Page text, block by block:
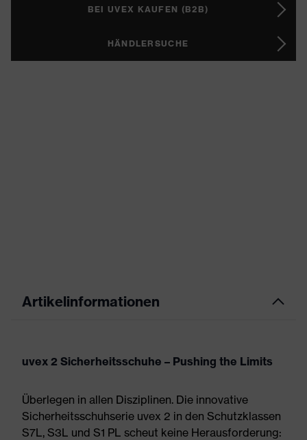
BEI UVEX KAUFEN (B2B)
HÄNDLERSUCHE
Artikelinformationen
uvex 2 Sicherheitsschuhe – Pushing the Limits
Überlegen in allen Disziplinen. Die innovative
Sicherheitsschuhserie uvex 2 in den Schutzklassen
S7L, S3L und S1 PL scheut keine Herausforderung: